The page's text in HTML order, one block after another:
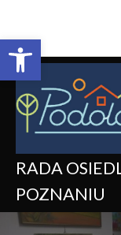
Otwórz
RADA
POZNANIU